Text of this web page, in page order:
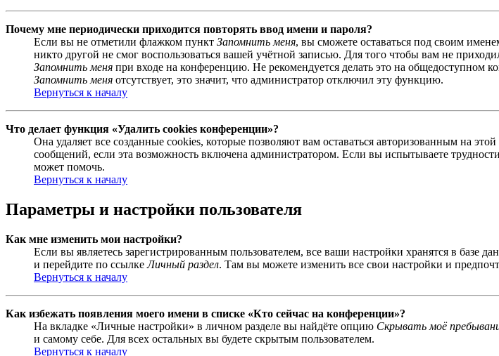
Почему мне периодически приходится повторять ввод имени и пароля?
Если вы не отметили флажком пункт Запомнить меня, вы сможете оставаться под своим
никто другой не смог воспользоваться вашей учётной записью. Для того чтобы вам не
Запомнить меня при входе на конференцию. Не рекомендуется делать это на общедоступном
Запомнить меня отсутствует, это значит, что администратор отключил эту функцию.
Вернуться к началу
Что делает функция «Удалить cookies конференции»?
Она удаляет все созданные cookies, которые позволяют вам оставаться авторизованным на
сообщений, если эта возможность включена администратором. Если вы испытываете
может помочь.
Вернуться к началу
Параметры и настройки пользователя
Как мне изменить мои настройки?
Если вы являетесь зарегистрированным пользователем, все ваши настройки хранятся в
и перейдите по ссылкеЛичный раздел. Там вы можете изменить все свои настройки и
Вернуться к началу
Как избежать появления моего имени в списке «Кто сейчас на конференции»?
На вкладке «Личные настройки» в личном разделе вы найдёте опцию Скрывать моё
и самому себе. Для всех остальных вы будете скрытым пользователем.
Вернуться к началу